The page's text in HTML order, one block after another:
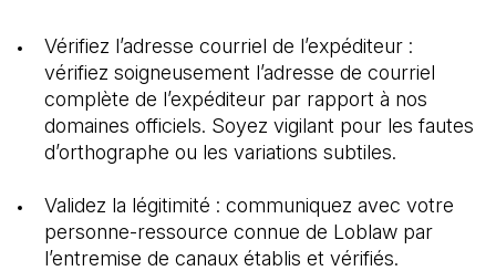
Vérifiez l’adresse courriel de l’expéditeur :
vérifiez soigneusement l’adresse de courriel
complète de l’expéditeur par rapport à nos
domaines officiels. Soyez vigilant pour les fautes
d’orthographe ou les variations subtiles.
Validez la légitimité : communiquez avec votre
personne-ressource connue de Loblaw par
l’entremise de canaux établis et vérifiés.